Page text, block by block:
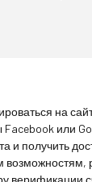
на
Facebook или
и получить
возможностям,
верификации